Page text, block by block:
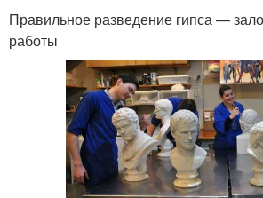
Правильное разведение гипса —
работы